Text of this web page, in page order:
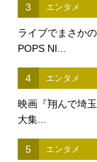
3 エンタメ
ライブでまさか
POPS NI...
4 エンタメ
映画『翔んで埼
大集...
5 エンタメ